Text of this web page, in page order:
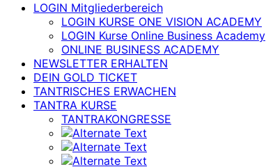
LOGIN Mitgliederbereich
LOGIN KURSE ONE VISION ACADEMY
LOGIN Kurse Online Business Academy
ONLINE BUSINESS ACADEMY
NEWSLETTER ERHALTEN
DEIN GOLD TICKET
TANTRISCHES ERWACHEN
TANTRA KURSE
TANTRAKONGRESSE